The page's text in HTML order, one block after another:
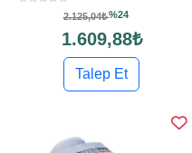
2.125,04₺%24
1.609,88₺
Talep Et